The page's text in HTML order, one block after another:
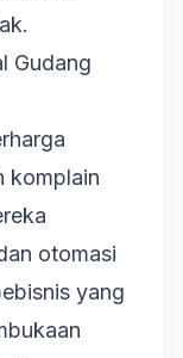
Gudang
komplain
otomasi
yang